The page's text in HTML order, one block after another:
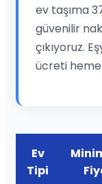
ev taşıma
güvenilir
çıkıyoruz.
ücreti
Ev
Tipi